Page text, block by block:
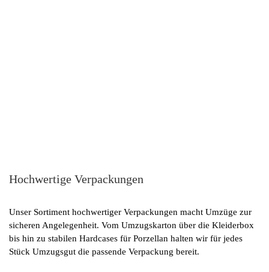
Hochwertige Verpackungen
Unser Sortiment hochwertiger Verpackungen macht Umzüge zur
sicheren Angelegenheit. Vom Umzugskarton über die Kleiderbox
bis hin zu stabilen Hardcases für Porzellan halten wir für jedes
Stück Umzugsgut die passende Verpackung bereit.